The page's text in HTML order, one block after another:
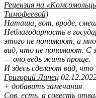
Рецензия на
Тимофеевой)
Наташа, вот, вроде,
Неблагодарность в
этого не понимают, а
вид, что не понимают. С
— оно ведь жить проще.
И здесь сделают вид,
Григорий Липец
+ добавить замечания
Coв. есть, a coвесть